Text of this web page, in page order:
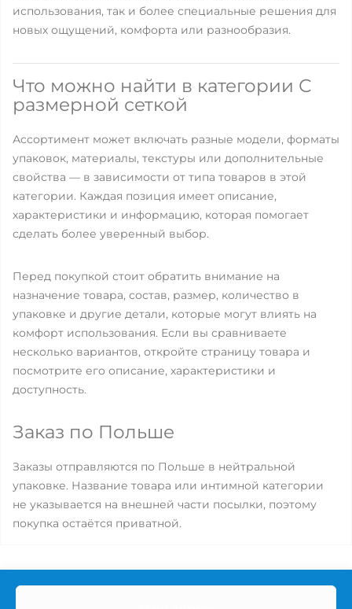
использования, так и более специальные решения для
новых ощущений, комфорта или разнообразия.
Что можно найти в категории С
размерной сеткой
Ассортимент может включать разные модели, форматы
упаковок, материалы, текстуры или дополнительные
свойства — в зависимости от типа товаров в этой
категории. Каждая позиция имеет описание,
характеристики и информацию, которая помогает
сделать более уверенный выбор.
Перед покупкой стоит обратить внимание на
назначение товара, состав, размер, количество в
упаковке и другие детали, которые могут влиять на
комфорт использования. Если вы сравниваете
несколько вариантов, откройте страницу товара и
посмотрите его описание, характеристики и
доступность.
Заказ по Польше
Заказы отправляются по Польше в нейтральной
упаковке. Название товара или интимной категории
не указывается на внешней части посылки, поэтому
покупка остаётся приватной.